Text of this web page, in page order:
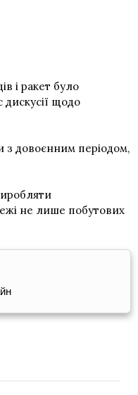
і ракет було
дискусії щодо
з довоєнним періодом,
не лише побутових